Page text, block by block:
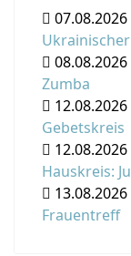
07.08.2026
08.08.2026
Zumba
12.08.2026
Gebetskreis
12.08.2026
Hauskreis:
13.08.2026
Frauentreff